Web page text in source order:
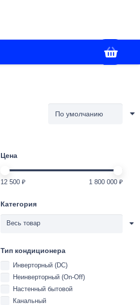
Цена
12 500 ₽ 1 800 000 ₽
Категория
Тип кондиционера
Инверторный (DC)
Неинверторный (On-Off)
Настенный бытовой
Канальный